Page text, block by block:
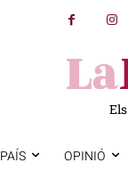
PAÍS OPINIÓ